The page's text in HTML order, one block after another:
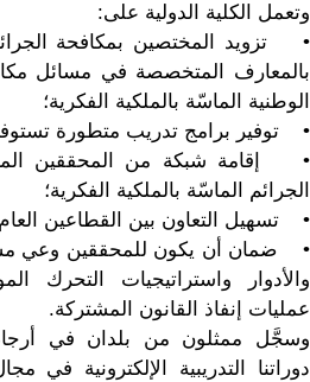
وتعمل الكلية الدولية على:
• تزويد المختصين بمكافحة
بالمعارف المتخصصة في مسائل
الوطنية الماسّة بالملكية الفكرية؛
• توفير برامج تدريب متطورة تستوفي
• إقامة شبكة من المحققين
الجرائم الماسّة بالملكية الفكرية؛
• تسهيل التعاون بين القطاعين
• ضمان أن يكون للمحققين وعي
والأدوار واستراتيجيات التحرك
عمليات إنفاذ القانون المشتركة.
وسجَّل ممثلون من بلدان في أرجاء
دوراتنا التدريبية الإلكترونية في